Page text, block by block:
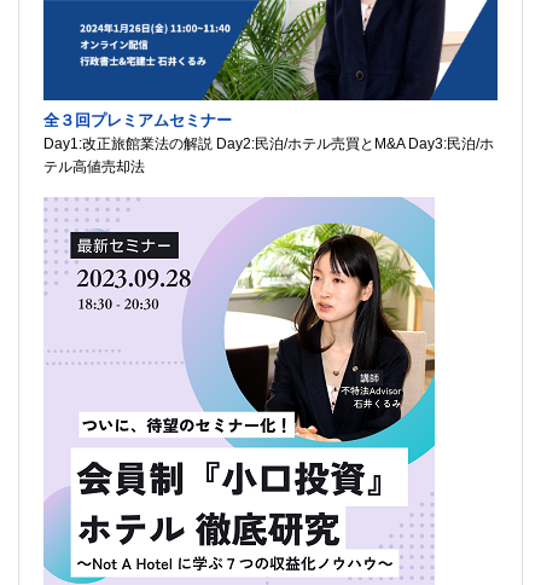
全３回プレミアムセミナー
Day1:改正旅館業法の解説 Day2:民泊/ホテル売買とM&A Day3:民泊/ホ
テル高値売却法